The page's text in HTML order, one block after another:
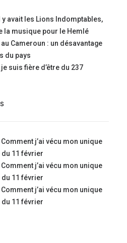
y avait les Lions Indomptables,
la musique pour le Hemlé
Cameroun : un désavantage
du pays
suis fière d’être du 237
Comment j’ai vécu mon unique
11 février
Comment j’ai vécu mon unique
11 février
Comment j’ai vécu mon unique
11 février